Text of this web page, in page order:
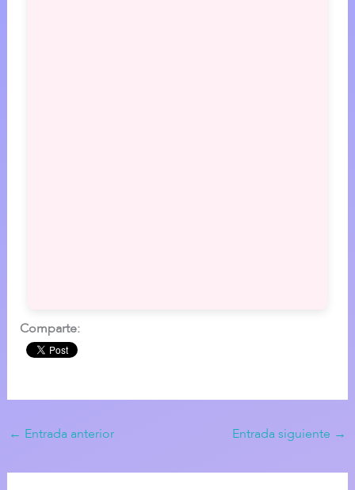
Comparte:
← Entrada anterior Entrada siguiente →